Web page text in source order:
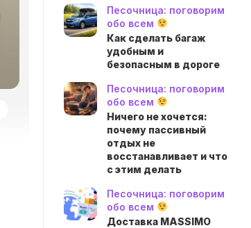
Песочница: поговорим
обо всем
Как сделать багаж
удобным и
безопасным в дороге
Песочница: поговорим
обо всем
Ничего не хочется:
почему пассивный
отдых не
восстанавливает и что
с этим делать
Песочница: поговорим
обо всем
Доставка MASSIMO